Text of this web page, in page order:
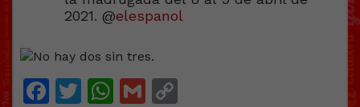
2021. @elespanol
Facebook
Twitter
WhatsApp
Gmail